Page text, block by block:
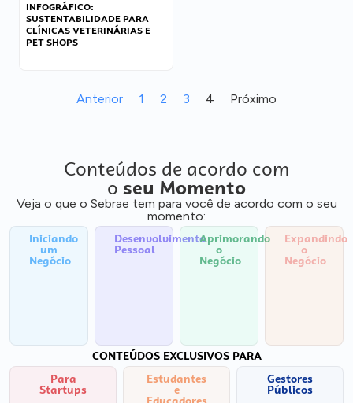
INFOGRÁFICO:
SUSTENTABILIDADE PARA
CLÍNICAS VETERINÁRIAS E
PET SHOPS
Anterior 1 2 3 4 Próximo
Conteúdos de acordo com
o seu Momento
Veja o que o Sebrae tem para você de acordo com o seu
momento:
Iniciando
um
Negócio
Desenvolvimento
Pessoal
Aprimorando
o
Negócio
Expandindo
o
Negócio
CONTEÚDOS EXCLUSIVOS PARA
Para
Startups
Estudantes
e
Gestores
Públicos